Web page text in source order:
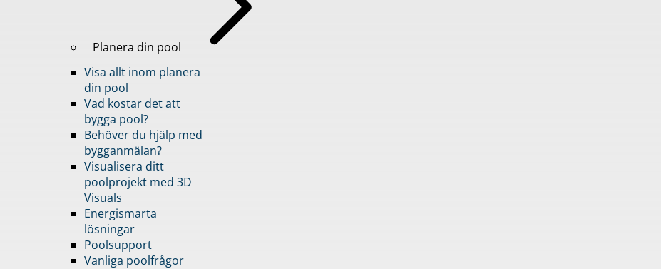
Planera din pool
Visa allt inom planera
din pool
Vad kostar det att
bygga pool?
Behöver du hjälp med
bygganmälan?
Visualisera ditt
poolprojekt med 3D
Visuals
Energismarta
lösningar
Poolsupport
Vanliga poolfrågor